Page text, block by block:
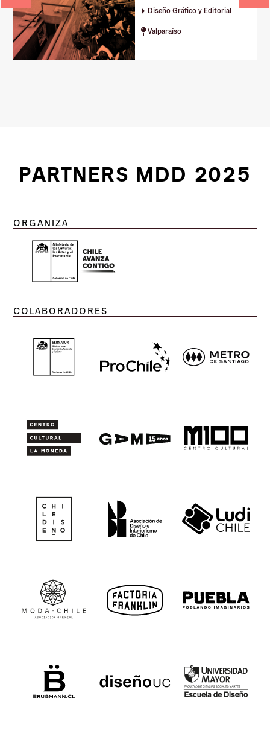
Diseño Gráfico y Editorial
Valparaíso
PARTNERS MDD 2025
ORGANIZA
COLABORADORES